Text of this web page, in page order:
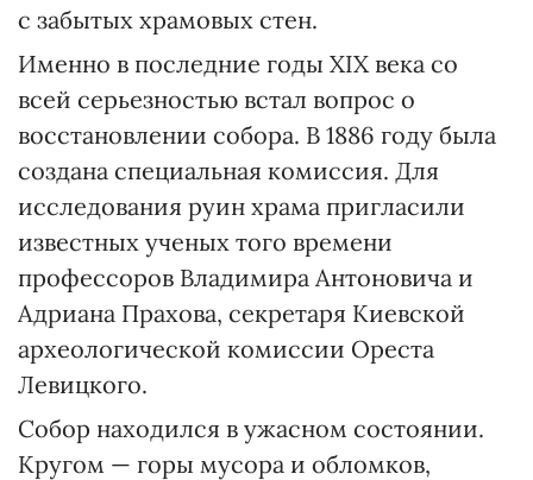
с забытых храмовых стен.
Именно в последние годы ХІХ века со
всей серьезностью встал вопрос о
восстановлении собора. В 1886 году была
создана специальная комиссия. Для
исследования руин храма пригласили
известных ученых того времени
профессоров Владимира Антоновича и
Адриана Прахова, секретаря Киевской
археологической комиссии Ореста
Левицкого.
Собор находился в ужасном состоянии.
Кругом — горы мусора и обломков,